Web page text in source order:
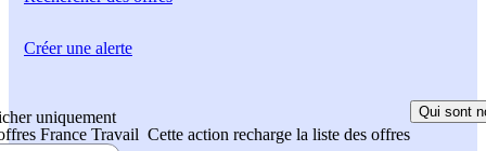
uniquement
France Travail Cette action recharge la liste des offres
Qui sont
Créer une alerte